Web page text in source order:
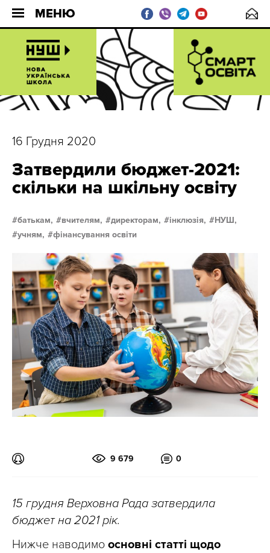
МЕНЮ
16 Грудня 2020
Затвердили бюджет-2021:
скільки на шкільну освіту
батькам, вчителям, директорам, інклюзія,
НУШ,
учням,
фінансування освіти
9 679 0
15 грудня Верховна Рада затвердила
бюджет на 2021 рік.
Нижче наводимо основні статті щодо